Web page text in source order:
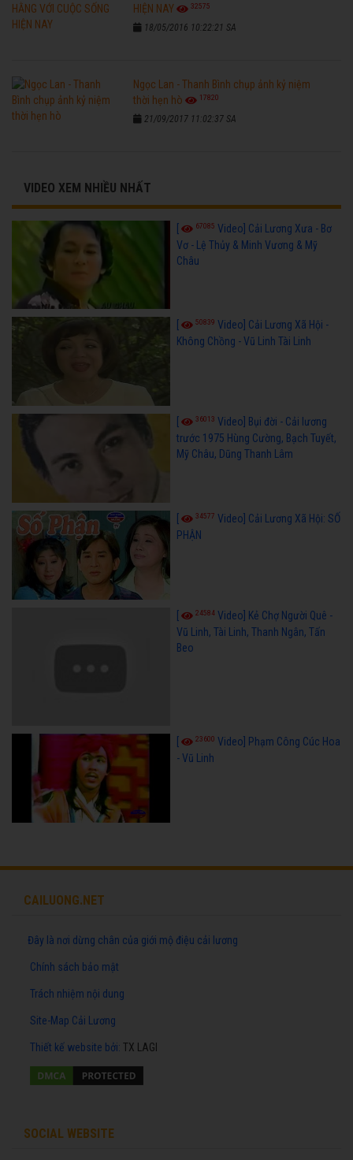
HIỆN NAY
32575
18/05/2016 10:22:21 SA
Ngọc Lan - Thanh Bình chụp ảnh kỷ niệm
thời hẹn hò
17820
21/09/2017 11:02:37 SA
VIDEO XEM NHIỀU NHẤT
[ 67085 Video] Cải Lương Xưa - Bơ
Vơ - Lệ Thủy & Minh Vương & Mỹ
Châu
50839 Video] Cải Lương Xã Hội -
Không Chồng - Vũ Linh Tài Linh
36013 Video] Bụi đời - Cải lương
trước 1975 Hùng Cường, Bạch Tuyết,
Mỹ Châu, Dũng Thanh Lâm
34577 Video] Cải Lương Xã Hội: SỐ
PHẬN
24584 Video] Kẻ Chợ Người Quê -
Vũ Linh, Tài Linh, Thanh Ngân, Tấn
Beo
23600 Video] Phạm Công Cúc Hoa
- Vũ Linh
CAILUONG.NET
Đây là nơi dừng chân của giới mộ điệu cải lương
Chính sách bảo mật
Trách nhiệm nội dung
Site-Map Cải Lương
Thiết kế website bởi: TX LAGI
SOCIAL WEBSITE